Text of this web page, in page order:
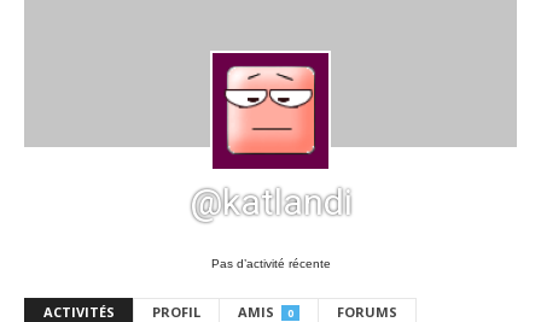
@katlandi
Pas d’activité récente
ACTIVITÉS PROFIL AMIS 0 FORUMS